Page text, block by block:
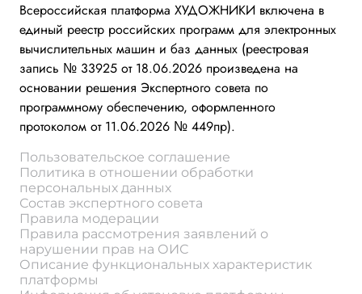
Всероссийская платформа ХУДОЖНИКИ включена в
единый реестр российских программ для электронных
вычислительных машин и баз данных (реестровая
запись № 33925 от 18.06.2026 произведена на
основании решения Экспертного совета по
программному обеспечению, оформленного
протоколом от 11.06.2026 № 449пр).
Пользовательское соглашение
Политика в отношении обработки
персональных данных
Состав экспертного совета
Правила модерации
Правила рассмотрения заявлений о
нарушении прав на ОИС
Описание функциональных характеристик
платформы